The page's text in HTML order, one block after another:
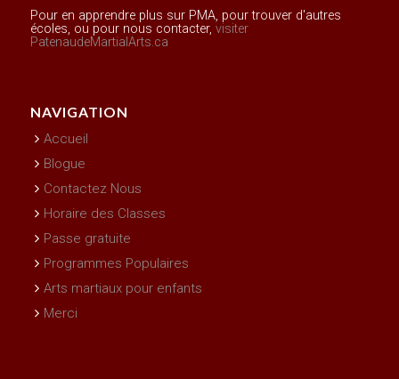
Pour en apprendre plus sur PMA, pour trouver d'autres
écoles, ou pour nous contacter, visiter
PatenaudeMartialArts.ca
NAVIGATION
Accueil
Blogue
Contactez Nous
Horaire des Classes
Passe gratuite
Programmes Populaires
Arts martiaux pour enfants
Merci